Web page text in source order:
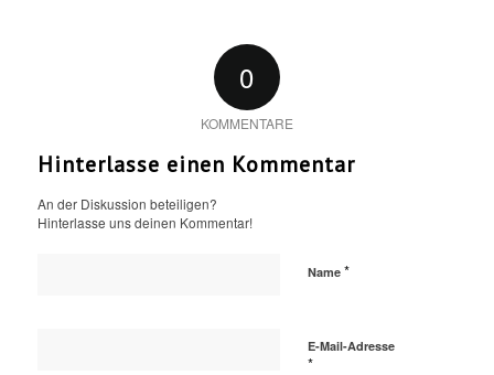
0
KOMMENTARE
Hinterlasse einen Kommentar
An der Diskussion beteiligen?
Hinterlasse uns deinen Kommentar!
Name *
E-Mail-Adresse
*